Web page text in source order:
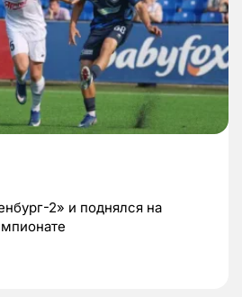
2» и поднялся на